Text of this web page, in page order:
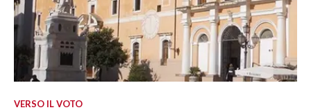
VERSO IL VOTO